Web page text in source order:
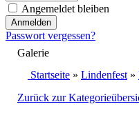
Angemeldet bleiben
Passwort vergessen?
Galerie
Startseite » Lindenfest »
Zurück zur